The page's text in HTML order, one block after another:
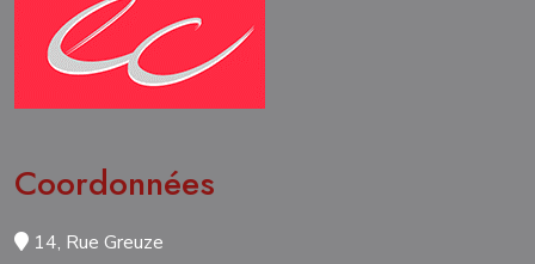
Coordonnées
14, Rue Greuze